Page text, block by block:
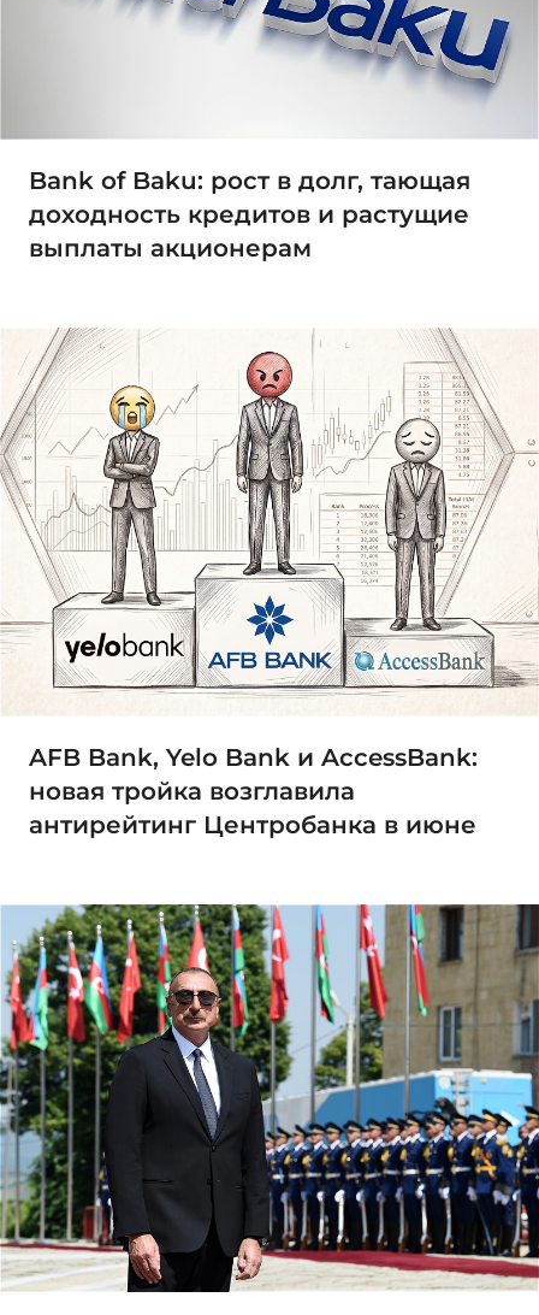
Bank of Baku: рост в долг, тающая
доходность кредитов и растущие
выплаты акционерам
AFB Bank, Yelo Bank и AccessBank:
новая тройка возглавила
антирейтинг Центробанка в июне